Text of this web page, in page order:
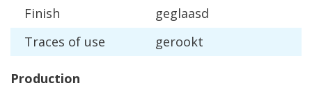
Finish
geglaasd
Traces of use gerookt
Production